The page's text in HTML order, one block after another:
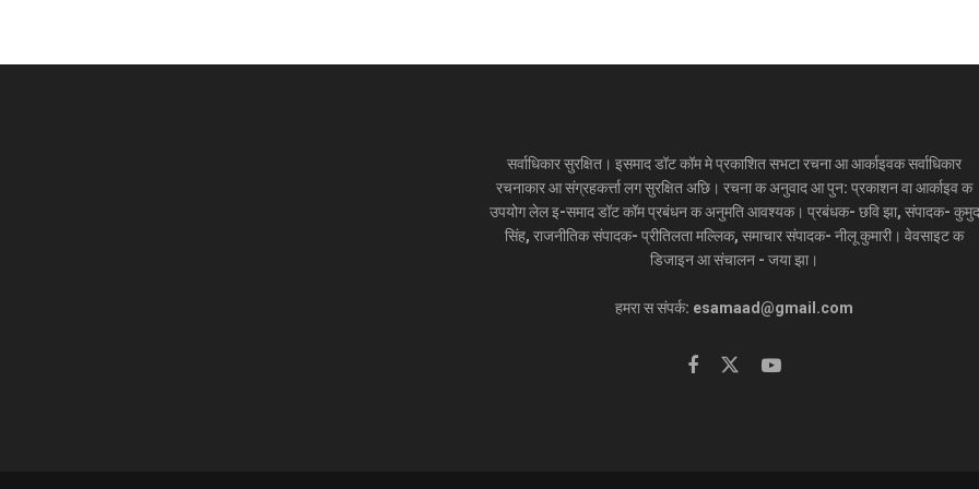
सर्वाधिकार सुरक्षित। इसमाद डॉट कॉम मे प्रकाशित सभटा रचना आ आर्काइवक सर्वाधिकार
रचनाकार आ संग्रहकर्त्ता लग सुरक्षित अछि। रचना क अनुवाद आ पुन: प्रकाशन वा आर्काइव क
उपयोग लेल इ-समाद डॉट कॉम प्रबंधन क अनुमति आवश्यक। प्रबंधक- छवि झा, संपादक- कुमुद
सिंह, राजनीतिक संपादक- प्रीतिलता मल्लिक, समाचार संपादक- नीलू कुमारी। वेवसाइट क
डिजाइन आ संचालन - जया झा।
हमरा स संपर्क: esamaad@gmail.com